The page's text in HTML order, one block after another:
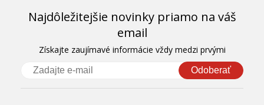
Najdôležitejšie novinky priamo na váš
email
Získajte zaujímavé informácie vždy medzi prvými
Odoberať